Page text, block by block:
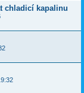
chladicí kapalinu